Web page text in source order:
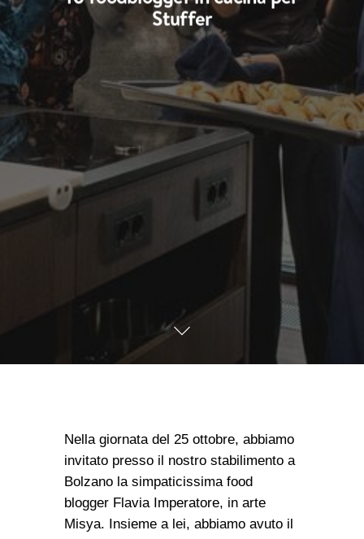
Stuffer
Nella giornata del 25 ottobre, abbiamo
invitato presso il nostro stabilimento a
Bolzano la simpaticissima food
blogger Flavia Imperatore, in arte
Misya. Insieme a lei, abbiamo avuto il